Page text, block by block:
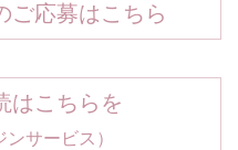
ご応募はこちら
はこちらを
サービス）